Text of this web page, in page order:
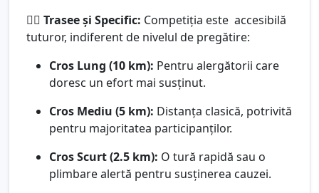
🏃‍♂️ Trasee și Specific: Competiția este accesibilă
tuturor, indiferent de nivelul de pregătire:
Cros Lung (10 km): Pentru alergătorii care
doresc un efort mai susținut.
Cros Mediu (5 km): Distanța clasică, potrivită
pentru majoritatea participanților.
Cros Scurt (2.5 km): O tură rapidă sau o
plimbare alertă pentru susținerea cauzei.